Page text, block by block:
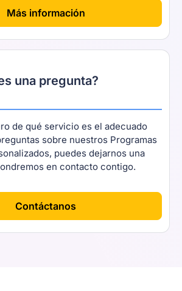
[Más información]
una pregunta?
de qué servicio es el adecuado
sobre nuestros Programas
puedes dejarnos una
en contacto contigo.
Contáctanos